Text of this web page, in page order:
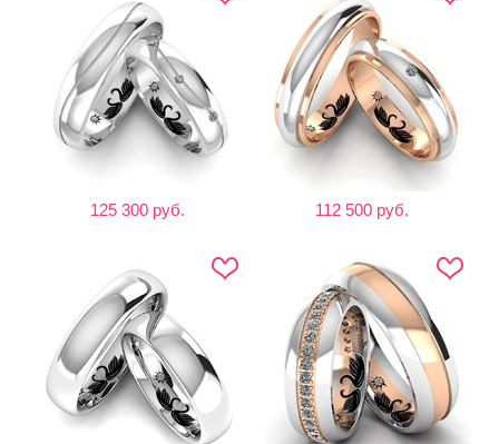
125 300 руб. 112 500 руб.